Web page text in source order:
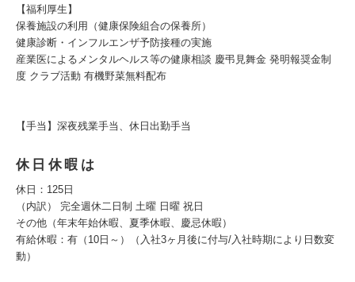
【福利厚生】
保養施設の利用（健康保険組合の保養所）
健康診断・インフルエンザ予防接種の実施
産業医によるメンタルヘルス等の健康相談 慶弔見舞金 発明報奨金制
度 クラブ活動 有機野菜無料配布
【手当】深夜残業手当、休日出勤手当
休日休暇は
休日：125日
（内訳） 完全週休二日制 土曜 日曜 祝日
その他（年末年始休暇、夏季休暇、慶忌休暇）
有給休暇：有（10日～）（入社3ヶ月後に付与/入社時期により日数変
動）